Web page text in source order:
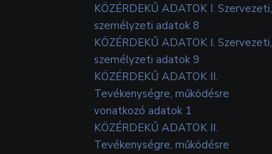
KÖZÉRDEKŰ ADATOK I. Szervezeti,
személyzeti adatok 8
KÖZÉRDEKŰ ADATOK I. Szervezeti,
személyzeti adatok 9
KÖZÉRDEKŰ ADATOK II.
Tevékenységre, működésre
vonatkozó adatok 1
KÖZÉRDEKŰ ADATOK II.
Tevékenységre, működésre